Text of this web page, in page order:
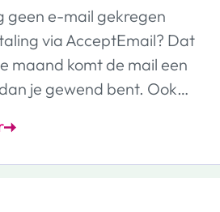
geen e-mail gekregen
via AcceptEmail? Dat
maand komt de mail een
je gewend bent. Ook
en de tekst zijn wat
en we gebruiken ons